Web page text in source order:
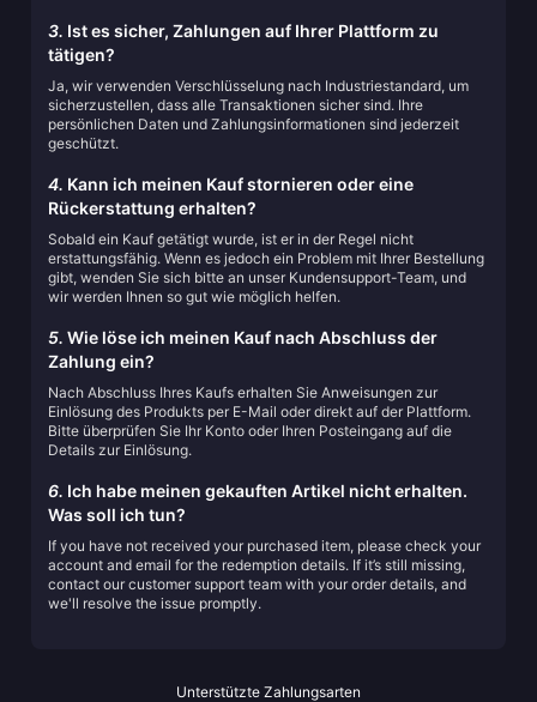
3. Ist es sicher, Zahlungen auf Ihrer Plattform zu
tätigen?
Ja, wir verwenden Verschlüsselung nach Industriestandard, um
sicherzustellen, dass alle Transaktionen sicher sind. Ihre
persönlichen Daten und Zahlungsinformationen sind jederzeit
geschützt.
4. Kann ich meinen Kauf stornieren oder eine
Rückerstattung erhalten?
Sobald ein Kauf getätigt wurde, ist er in der Regel nicht
erstattungsfähig. Wenn es jedoch ein Problem mit Ihrer Bestellung
gibt, wenden Sie sich bitte an unser Kundensupport-Team, und
wir werden Ihnen so gut wie möglich helfen.
5. Wie löse ich meinen Kauf nach Abschluss der
Zahlung ein?
Nach Abschluss Ihres Kaufs erhalten Sie Anweisungen zur
Einlösung des Produkts per E-Mail oder direkt auf der Plattform.
Bitte überprüfen Sie Ihr Konto oder Ihren Posteingang auf die
Details zur Einlösung.
6. Ich habe meinen gekauften Artikel nicht erhalten.
Was soll ich tun?
If you have not received your purchased item, please check your
account and email for the redemption details. If it’s still missing,
contact our customer support team with your order details, and
we'll resolve the issue promptly.
Unterstützte Zahlungsarten